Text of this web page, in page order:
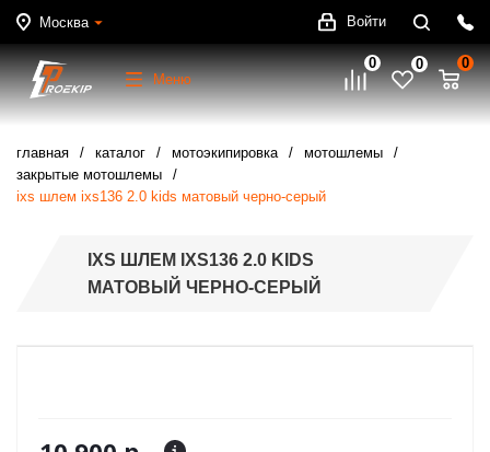
Москва Войти
Меню
0 0 0
главная каталог мотоэкипировка
мотошлемы
закрытые мотошлемы
ixs шлем ixs136 2.0 kids матовый черно-серый
IXS ШЛЕМ IXS136 2.0 KIDS
МАТОВЫЙ ЧЕРНО-СЕРЫЙ